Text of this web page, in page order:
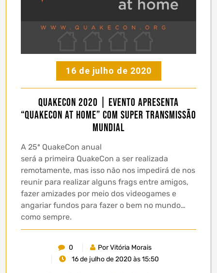
16 de julho de 2020
QuakeCon 2020 | Evento apresenta
“QuakeCon at Home” com super transmissão
mundial
A 25ª QuakeCon anual
será a primeira QuakeCon a ser realizada
remotamente, mas isso não nos impedirá de nos
reunir para realizar alguns frags entre amigos,
fazer amizades por meio dos videogames e
angariar fundos para fazer o bem no mundo…
como sempre.
0
Por Vitória Morais
16 de julho de 2020 às 15:50